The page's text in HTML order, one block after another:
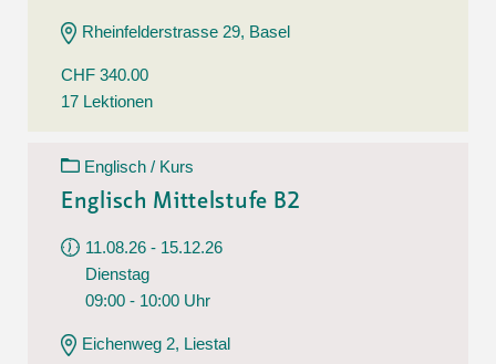
Rheinfelderstrasse 29, Basel
CHF 340.00
17 Lektionen
Englisch / Kurs
Englisch Mittelstufe B2
11.08.26 - 15.12.26
Dienstag
09:00 - 10:00 Uhr
Eichenweg 2, Liestal